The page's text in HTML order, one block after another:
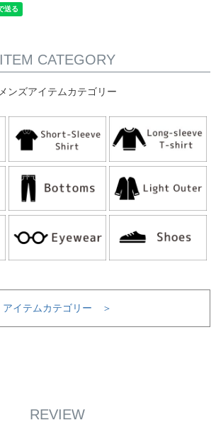
ITEM CATEGORY
メンズアイテムカテゴリー
アイテムカテゴリー ＞
REVIEW